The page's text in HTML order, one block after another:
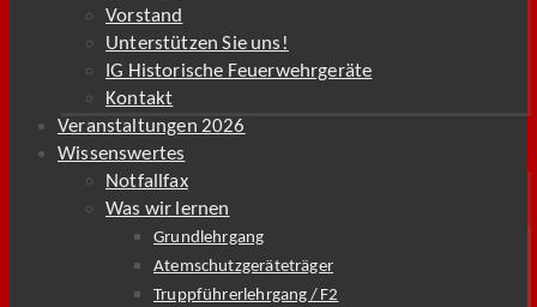
Vorstand
Unterstützen Sie uns!
IG Historische Feuerwehrgeräte
Kontakt
Veranstaltungen 2026
Wissenswertes
Notfallfax
Was wir lernen
Grundlehrgang
Atemschutzgeräteträger
Truppführerlehrgang / F2